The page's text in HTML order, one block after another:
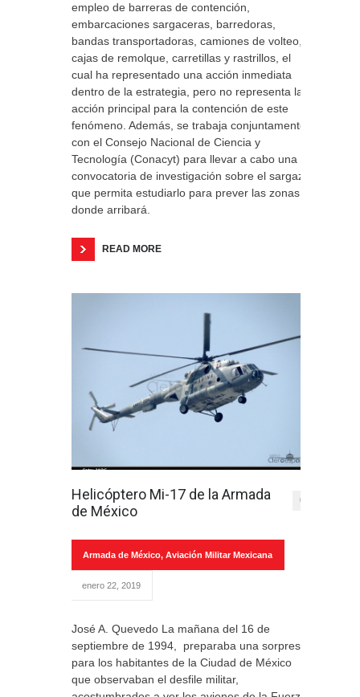
empleo de barreras de contención,
embarcaciones sargaceras, barredoras,
bandas transportadoras, camiones de volteo,
cajas de remolque, carretillas y rastrillos, el
cual ha representado una acción inmediata
dentro de la estrategia, pero no representa la
acción principal para la contención de este
fenómeno. Además, se trabaja conjuntamente
con el Consejo Nacional de Ciencia y
Tecnología (Conacyt) para llevar a cabo una
convocatoria de investigación sobre el sargazo
que permita estudiarlo para prever las zonas
donde arribará.
READ MORE
Helicóptero Mi-17 de la Armada
de México
0
Armada de México, Aviación Militar Mexicana
enero 22, 2019
José A. Quevedo La mañana del 16 de
septiembre de 1994, preparaba una sorpresa
para los habitantes de la Ciudad de México
que observaban el desfile militar,